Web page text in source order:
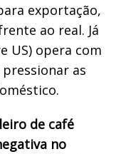
exportação,
ao real. Já
US) opera com
as
de café
no